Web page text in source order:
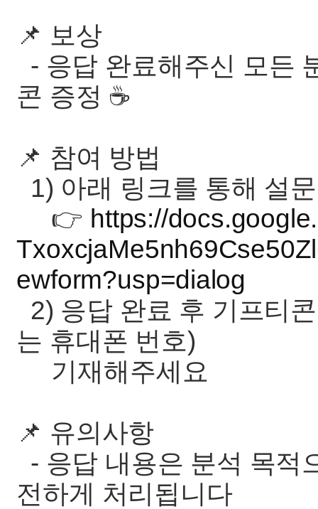
📌 보상
- 응답 완료해주신 모든
콘 증정 ☕
📌 참여 방법
1) 아래 링크를 통해 설
👉 https://
ewform?usp=dialog
2) 응답 완료 후 기프티
는 휴대폰 번호)
기재해주세요
📌 유의사항
- 응답 내용은 분석 목적
전하게 처리됩니다